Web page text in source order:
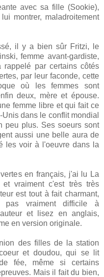
avec sa fille (Sookie),
montrer, maladroitement
il y a bien sûr Fritzi, le
femme avant-gardiste,
rappelé par certains côtés
par leur faconde, cette
où les femmes sont
deux, mère et épouse.
femme libre et qui fait ce
dans le conflit mondial
peu plus. Ses soeurs sont
aussi une belle aura de
les voir à l'oeuvre dans la
en français, j'ai lu La
vraiment c'est très très
est tout à fait charmant,
vraiment difficile à
et lisez en anglais,
en version originale.
des filles de la station
et doudou, qui se lit
fée, même si certains
Mais il fait du bien,